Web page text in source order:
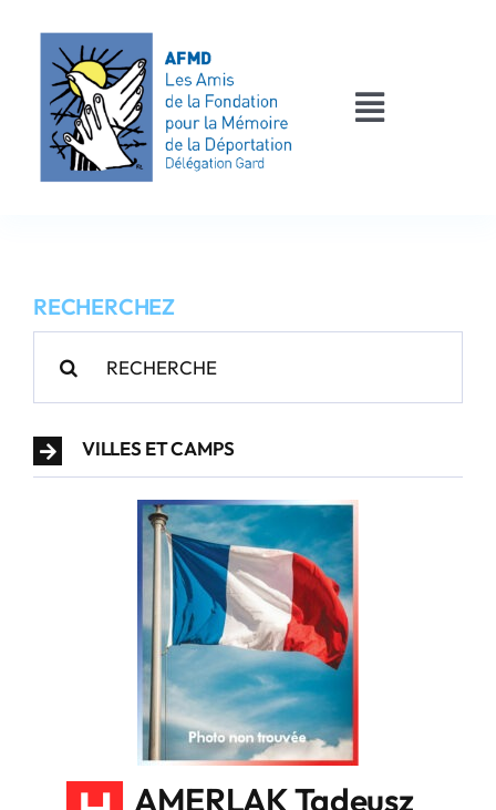
contenu
Toggle
AFMD 30
Les victimes
RECHERCHEZ
VILLES ET CAMPS
AMERLAK Tadeusz